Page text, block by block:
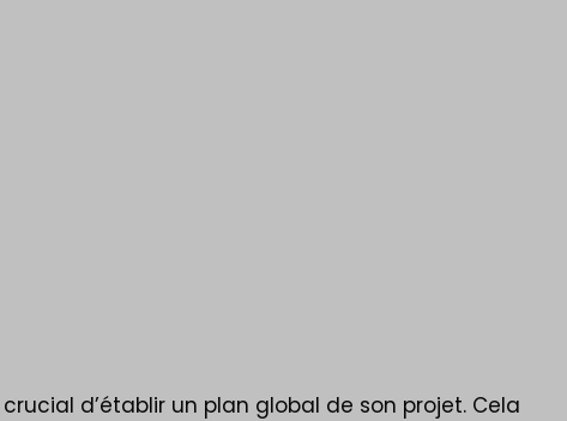
d’établir un plan global de son projet. Cela